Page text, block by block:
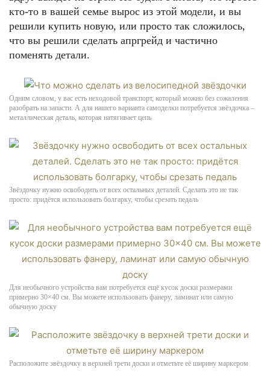
кто-то в вашей семье вырос из этой модели, и вы
решили купить новую, или просто так сложилось,
что вы решили сделать апргрейд и частично
поменять детали.
Одним словом, у вас есть неходовой транспорт, который можно без сожаления
разобрать на запасти. А для нашего варианта самоделки потребуется звёздочка –
металлическая деталь, которая натягивает цепь
Звёздочку нужно освободить от всех остальных деталей. Сделать это не так
просто: придётся использовать болгарку, чтобы срезать педаль
Для необычного устройства вам потребуется ещё кусок доски размерами
примерно 30×40 см. Вы можете использовать фанеру, ламинат или самую
обычную доску
Расположите звёздочку в верхней трети доски и отметьте её ширину маркером